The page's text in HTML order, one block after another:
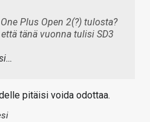
Plus Open 2(?) tulosta?
tänä vuonna tulisi SD3
pitäisi voida odottaa.